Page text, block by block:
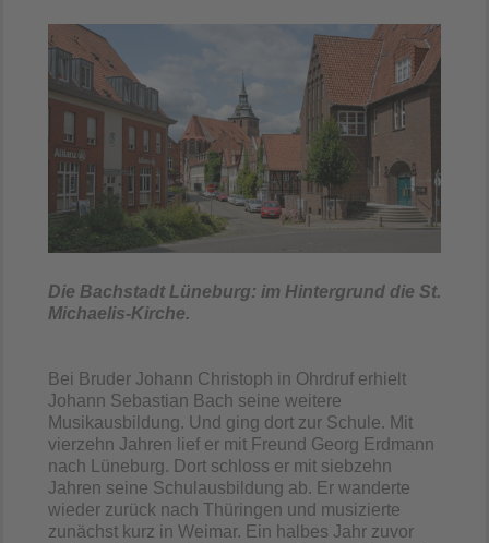
Die Bachstadt Lüneburg: im Hintergrund die St.
Michaelis-Kirche.
Bei Bruder Johann Christoph in Ohrdruf erhielt
Johann Sebastian Bach seine weitere
Musikausbildung. Und ging dort zur Schule. Mit
vierzehn Jahren lief er mit Freund Georg Erdmann
nach Lüneburg. Dort schloss er mit siebzehn
Jahren seine Schulausbildung ab. Er wanderte
wieder zurück nach Thüringen und musizierte
zunächst kurz in Weimar. Ein halbes Jahr zuvor